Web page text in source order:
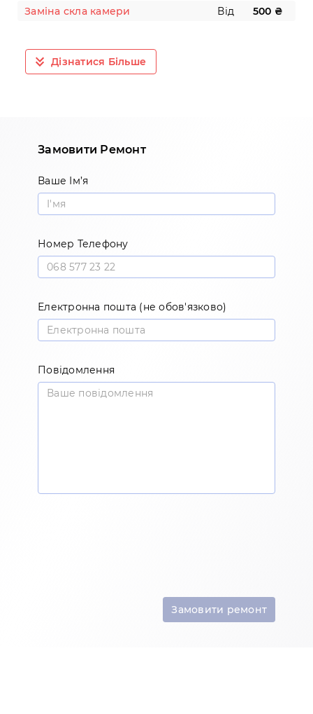
Заміна скла камери
Від 500 ₴
Дізнатися Більше
Замовити Ремонт
Ваше Ім’я
Номер Телефону
Електронна пошта (не обов'язково)
Повідомлення